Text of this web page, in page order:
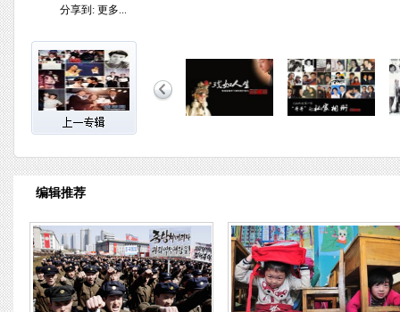
分享到: 更多...
编辑推荐